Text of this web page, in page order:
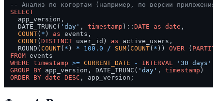
-- Анализ по когортам (например, по версии
SELECT
  app_version,
  DATE_TRUNC(
'day' , timestamp ):: DATE as date ,
COUNT( * ) as events,
COUNT(DISTINCT user_id) as active_users,
  ROUND(
COUNT( * ) * 100.0 / SUM(COUNT( * )) OVER (
FROM
WHERE timestamp >= CURRENT_DATE - INTERVAL
'30 days'
GROUP BY app_version, DATE_TRUNC( 'day' , timestamp
ORDER BY date DESC